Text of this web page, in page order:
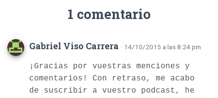
1 comentario
Gabriel Viso Carrera · 14/10/2015 a las 8:24 pm
¡Gracias por vuestras menciones y
comentarios! Con retraso, me acabo
de suscribir a vuestro podcast, he